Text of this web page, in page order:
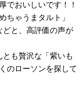
でおいしいです！！
ちゃうまタルト」
どと、高評価の声が
も贅沢な「紫いも
のローソンを探して